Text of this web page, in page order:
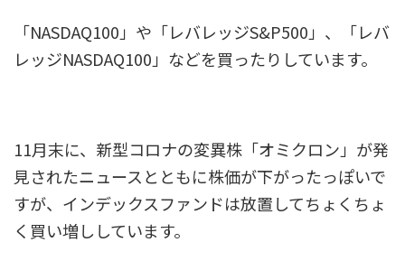
「NASDAQ100」や「レバレッジS&P500」、「レバ
レッジNASDAQ100」などを買ったりしています。
11月末に、新型コロナの変異株「オミクロン」が発
見されたニュースとともに株価が下がったっぽいで
すが、インデックスファンドは放置してちょくちょ
く買い増ししています。